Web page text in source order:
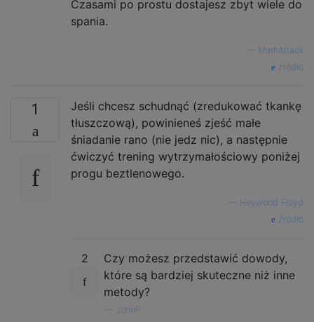
Czasami po prostu dostajesz zbyt wiele do
spania.
MathAttack
źródło
1
Jeśli chcesz schudnąć (zredukować tkankę
tłuszczową), powinieneś zjeść małe
śniadanie rano (nie jedz nic), a następnie
ćwiczyć trening wytrzymałościowy poniżej
progu beztlenowego.
Heywood Floyd
źródło
2
Czy możesz przedstawić dowody,
które są bardziej skuteczne niż inne
metody?
JohnP